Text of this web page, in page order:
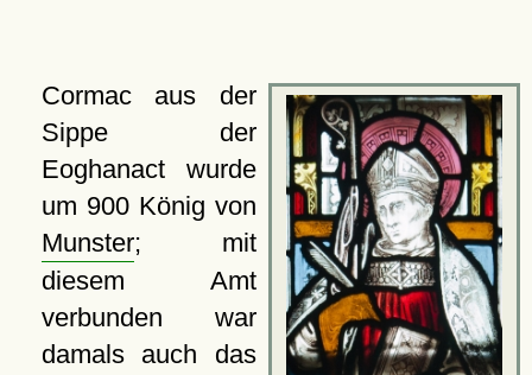
Cormac aus der
Sippe der
Eoghanact wurde
um 900 König von
Munster; mit
diesem Amt
verbunden war
damals auch das